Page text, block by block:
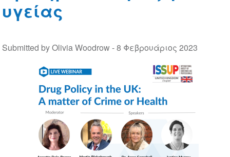
υγείας
Submitted by Olivia Woodrow -8 Φεβρουάριος 2023